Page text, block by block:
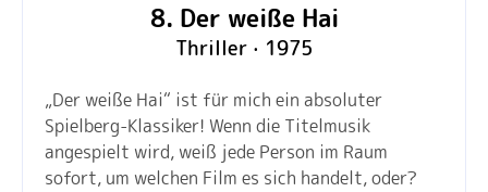
8. Der weiße Hai
Thriller · 1975
„Der weiße Hai“ ist für mich ein absoluter
Spielberg-Klassiker! Wenn die Titelmusik
angespielt wird, weiß jede Person im Raum
sofort, um welchen Film es sich handelt, oder?